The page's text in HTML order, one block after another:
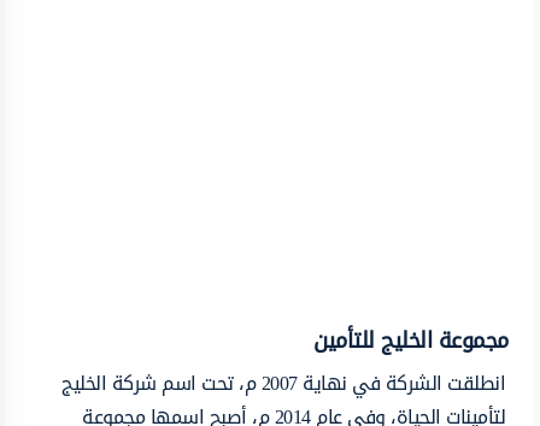
مجموعة الخليج للتأمين
انطلقت الشركة في نهاية 2007 م، تحت اسم شركة الخليج
لتأمينات الحياة، وفي عام 2014 م، أصبح اسمها مجموعة